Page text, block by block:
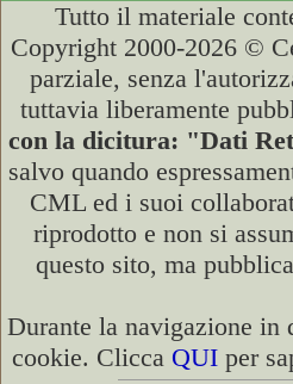
Tutto il materiale
Copyright 2000-2026 ©
parziale, senza
tuttavia liberamente
con la dicitura: "Dati
salvo quando
CML ed i suoi
riprodotto e non si
questo sito, ma
Durante la navigazione in
cookie. Clicca QUI per